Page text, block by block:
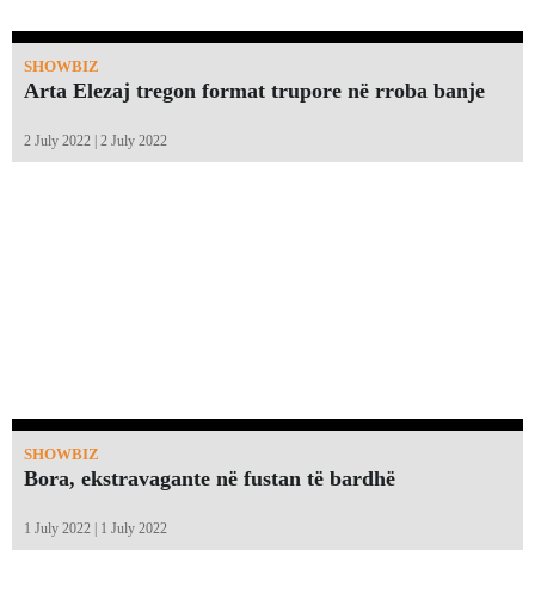
SHOWBIZ
Arta Elezaj tregon format trupore në rroba banje
2 July 2022 | 2 July 2022
SHOWBIZ
Bora, ekstravagante në fustan të bardhë
1 July 2022 | 1 July 2022